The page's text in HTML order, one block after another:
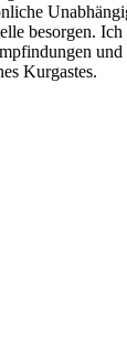
besorgen.
Kurgastes.